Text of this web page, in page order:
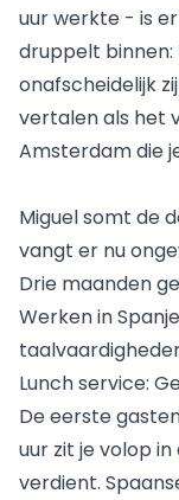
uur werkte - is
druppelt binnen:
onafscheidelijk
vertalen als het
Amsterdam die
Miguel somt de
vangt er nu
Drie maanden
Werken in
Lunch service:
De eerste
uur zit je volop
verdient.